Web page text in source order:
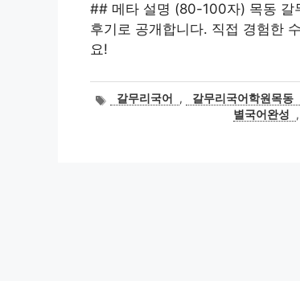
## 메타 설명 (80-100자) 목동 갈
후기로 공개합니다. 직접 경험한
요!
태갈무리국어 , 갈무리국어학원목동
별국어완성
,